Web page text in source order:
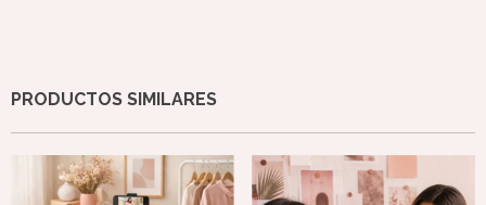
PRODUCTOS SIMILARES